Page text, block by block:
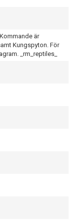
är
Kungspyton. För
_rm_reptiles_